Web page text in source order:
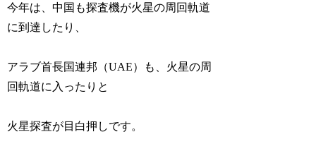
今年は、中国も探査機が火星の周回軌道
に到達したり、
アラブ首長国連邦（UAE）も、火星の周
回軌道に入ったりと
火星探査が目白押しです。